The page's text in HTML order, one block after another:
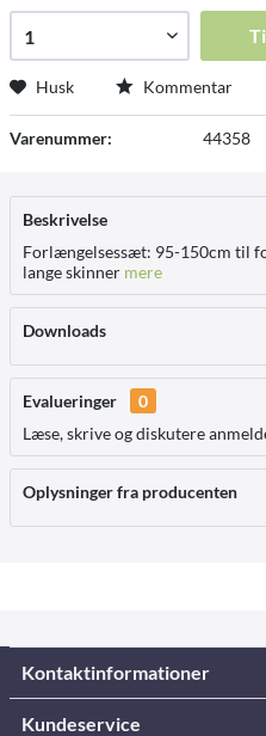
Husk Kommentar
Varenummer: 44358
Beskrivelse
Forlængelsessæt: 95-150cm til
lange skinner mere
Downloads
Evalueringer
0
Læse, skrive og diskutere
Oplysninger fra producenten
Kontaktinformationer
Kundeservice